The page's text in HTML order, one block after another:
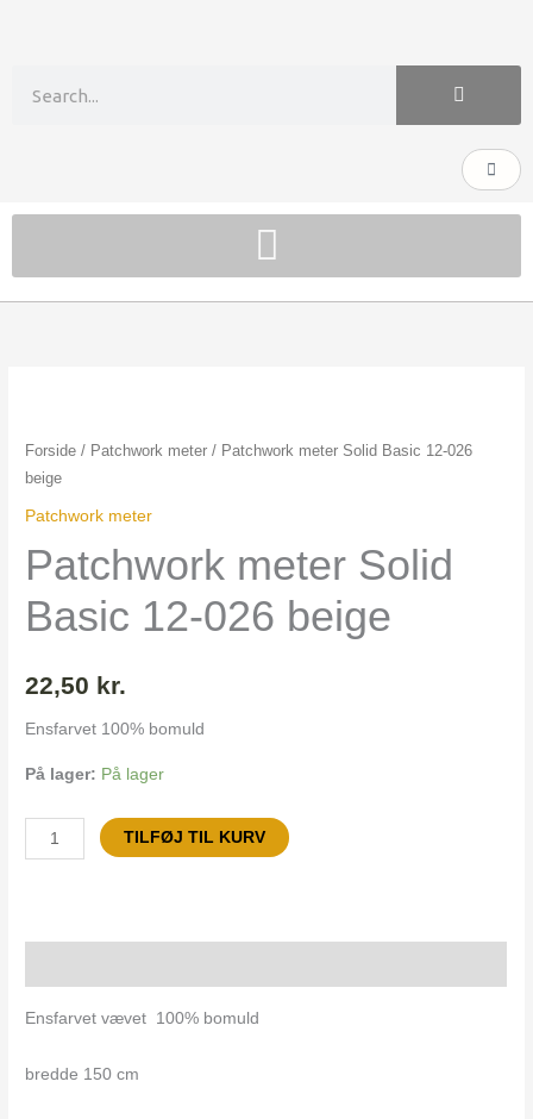
Kurv
Forside / Patchwork meter / Patchwork meter Solid Basic 12-026
beige
Patchwork meter
Patchwork meter Solid
Basic 12-026 beige
22,50 kr.
Ensfarvet 100% bomuld
På lager: På lager
Solid
Basic
12-
beige
antal
TILFØJ TIL KURV
Ensfarvet vævet 100% bomuld
bredde 150 cm